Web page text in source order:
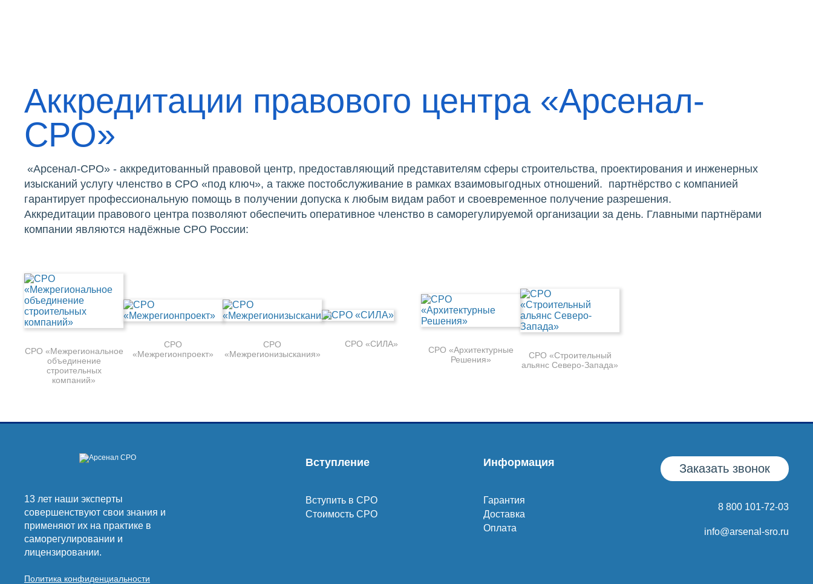
Аккредитации правового центра «Арсенал-
СРО»
«Арсенал-СРО» - аккредитованный правовой центр, предоставляющий представителям сферы строительства, проектирования и инженерных
изысканий услугу членство в СРО «под ключ», а также постобслуживание в рамках взаимовыгодных отношений. партнёрство с компанией
гарантирует профессиональную помощь в получении допуска к любым видам работ и своевременное получение разрешения.
Аккредитации правового центра позволяют обеспечить оперативное членство в саморегулируемой организации за день. Главными партнёрами
компании являются надёжные СРО России:
СРО «Межрегиональное
объединение
строительных
компаний»
СРО
«Межрегионпроект»
СРО
«Межрегионизыскания»
СРО «СИЛА»
СРО «Архитектурные
Решения»
СРО «Строительный
альянс Северо-Запада»
13 лет наши эксперты
совершенствуют свои знания и
применяют их на практике в
саморегулировании и
лицензировании.
Политика конфиденциальности
Вступление
Вступить в СРО
Стоимость СРО
Информация
Гарантия
Доставка
Оплата
Заказать звонок
8 800 101-72-03
info@arsenal-sro.ru